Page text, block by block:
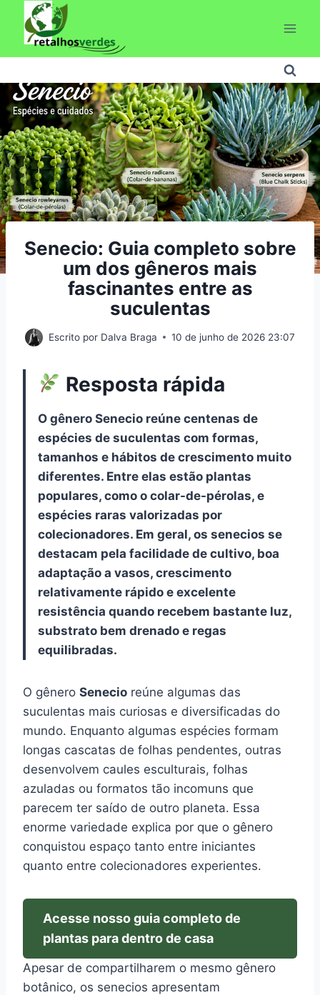
para
Senecio: Guia completo sobre
um dos gêneros mais
fascinantes entre as
suculentas
Escrito por Dalva Braga 10 de junho de 2026 23:07
Resposta rápida
O gênero Senecio reúne centenas de
espécies de suculentas com formas,
tamanhos e hábitos de crescimento muito
diferentes. Entre elas estão plantas
populares, como o colar-de-pérolas, e
espécies raras valorizadas por
colecionadores. Em geral, os senecios se
destacam pela facilidade de cultivo, boa
adaptação a vasos, crescimento
relativamente rápido e excelente
resistência quando recebem bastante luz,
substrato bem drenado e regas
equilibradas.
O gênero Senecio reúne algumas das
suculentas mais curiosas e diversificadas do
mundo. Enquanto algumas espécies formam
longas cascatas de folhas pendentes, outras
desenvolvem caules esculturais, folhas
azuladas ou formatos tão incomuns que
parecem ter saído de outro planeta. Essa
enorme variedade explica por que o gênero
conquistou espaço tanto entre iniciantes
quanto entre colecionadores experientes.
Acesse nosso guia completo de
plantas para dentro de casa
Apesar de compartilharem o mesmo gênero
botânico, os senecios apresentam